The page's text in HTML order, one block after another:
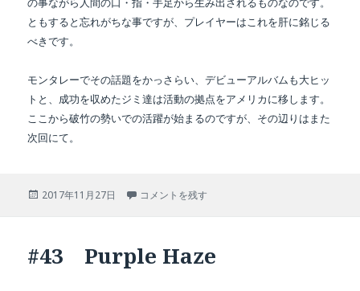
の事ながら人間の口・指・手足から生み出されるものなのです。
ともすると忘れがちな事ですが、プレイヤーはこれを肝に銘じる
べきです。
モンタレーでその話題をかっさらい、デビューアルバムも大ヒッ
トと、成功を収めたジミ達は活動の拠点をアメリカに移します。
ここから破竹の勢いでの活躍が始まるのですが、 その辺りはまた
次回にて。
投
2017年11月27日 #44 Are You Experienced に
コメントを残す
#43 Purple Haze